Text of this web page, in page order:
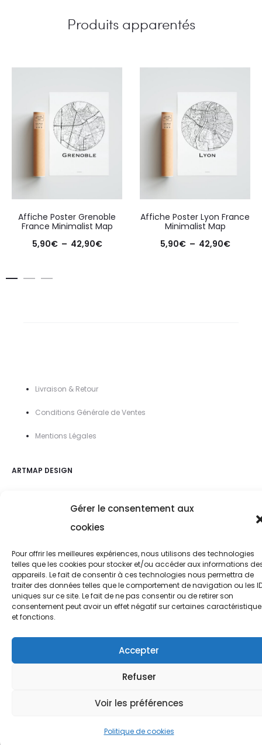
Gérer le consentement aux
cookies
Pour offrir les meilleures expériences, nous utilisons des technologies
telles que les cookies pour stocker et/ou accéder aux informations
appareils. Le fait de consentir à ces technologies nous permettra de
traiter des données telles que le comportement de navigation ou les
uniques sur ce site. Le fait de ne pas consentir ou de retirer son
consentement peut avoir un effet négatif sur certaines
et fonctions.
Accepter
Refuser
Voir les préférences
Politique de cookies
Produits apparentés
Affiche Poster Grenoble
France Minimalist Map
5,90€ – 42,90€Plage
Affiche Poster Lyon France
Minimalist Map
5,90€ – 42,90€Plage
Livraison & Retour
Conditions Générale de Ventes
Mentions Légales
ARTMAP DESIGN